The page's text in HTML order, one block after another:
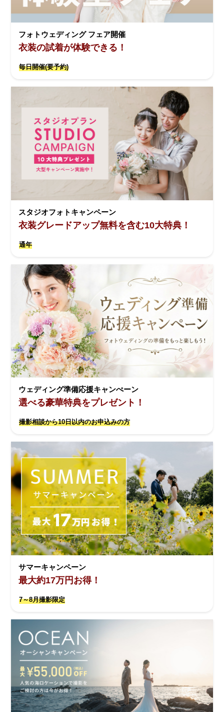
フォトウェディング フェア開催
衣装の試着が体験できる！
毎日開催(要予約)
スタジオフォトキャンペーン
衣装グレードアップ無料を含む10大特典！
通年
ウェディング準備応援キャンぺーン
選べる豪華特典をプレゼント！
撮影相談から10日以内のお申込みの方
サマーキャンペーン
最大約17万円お得！
7～8月撮影限定